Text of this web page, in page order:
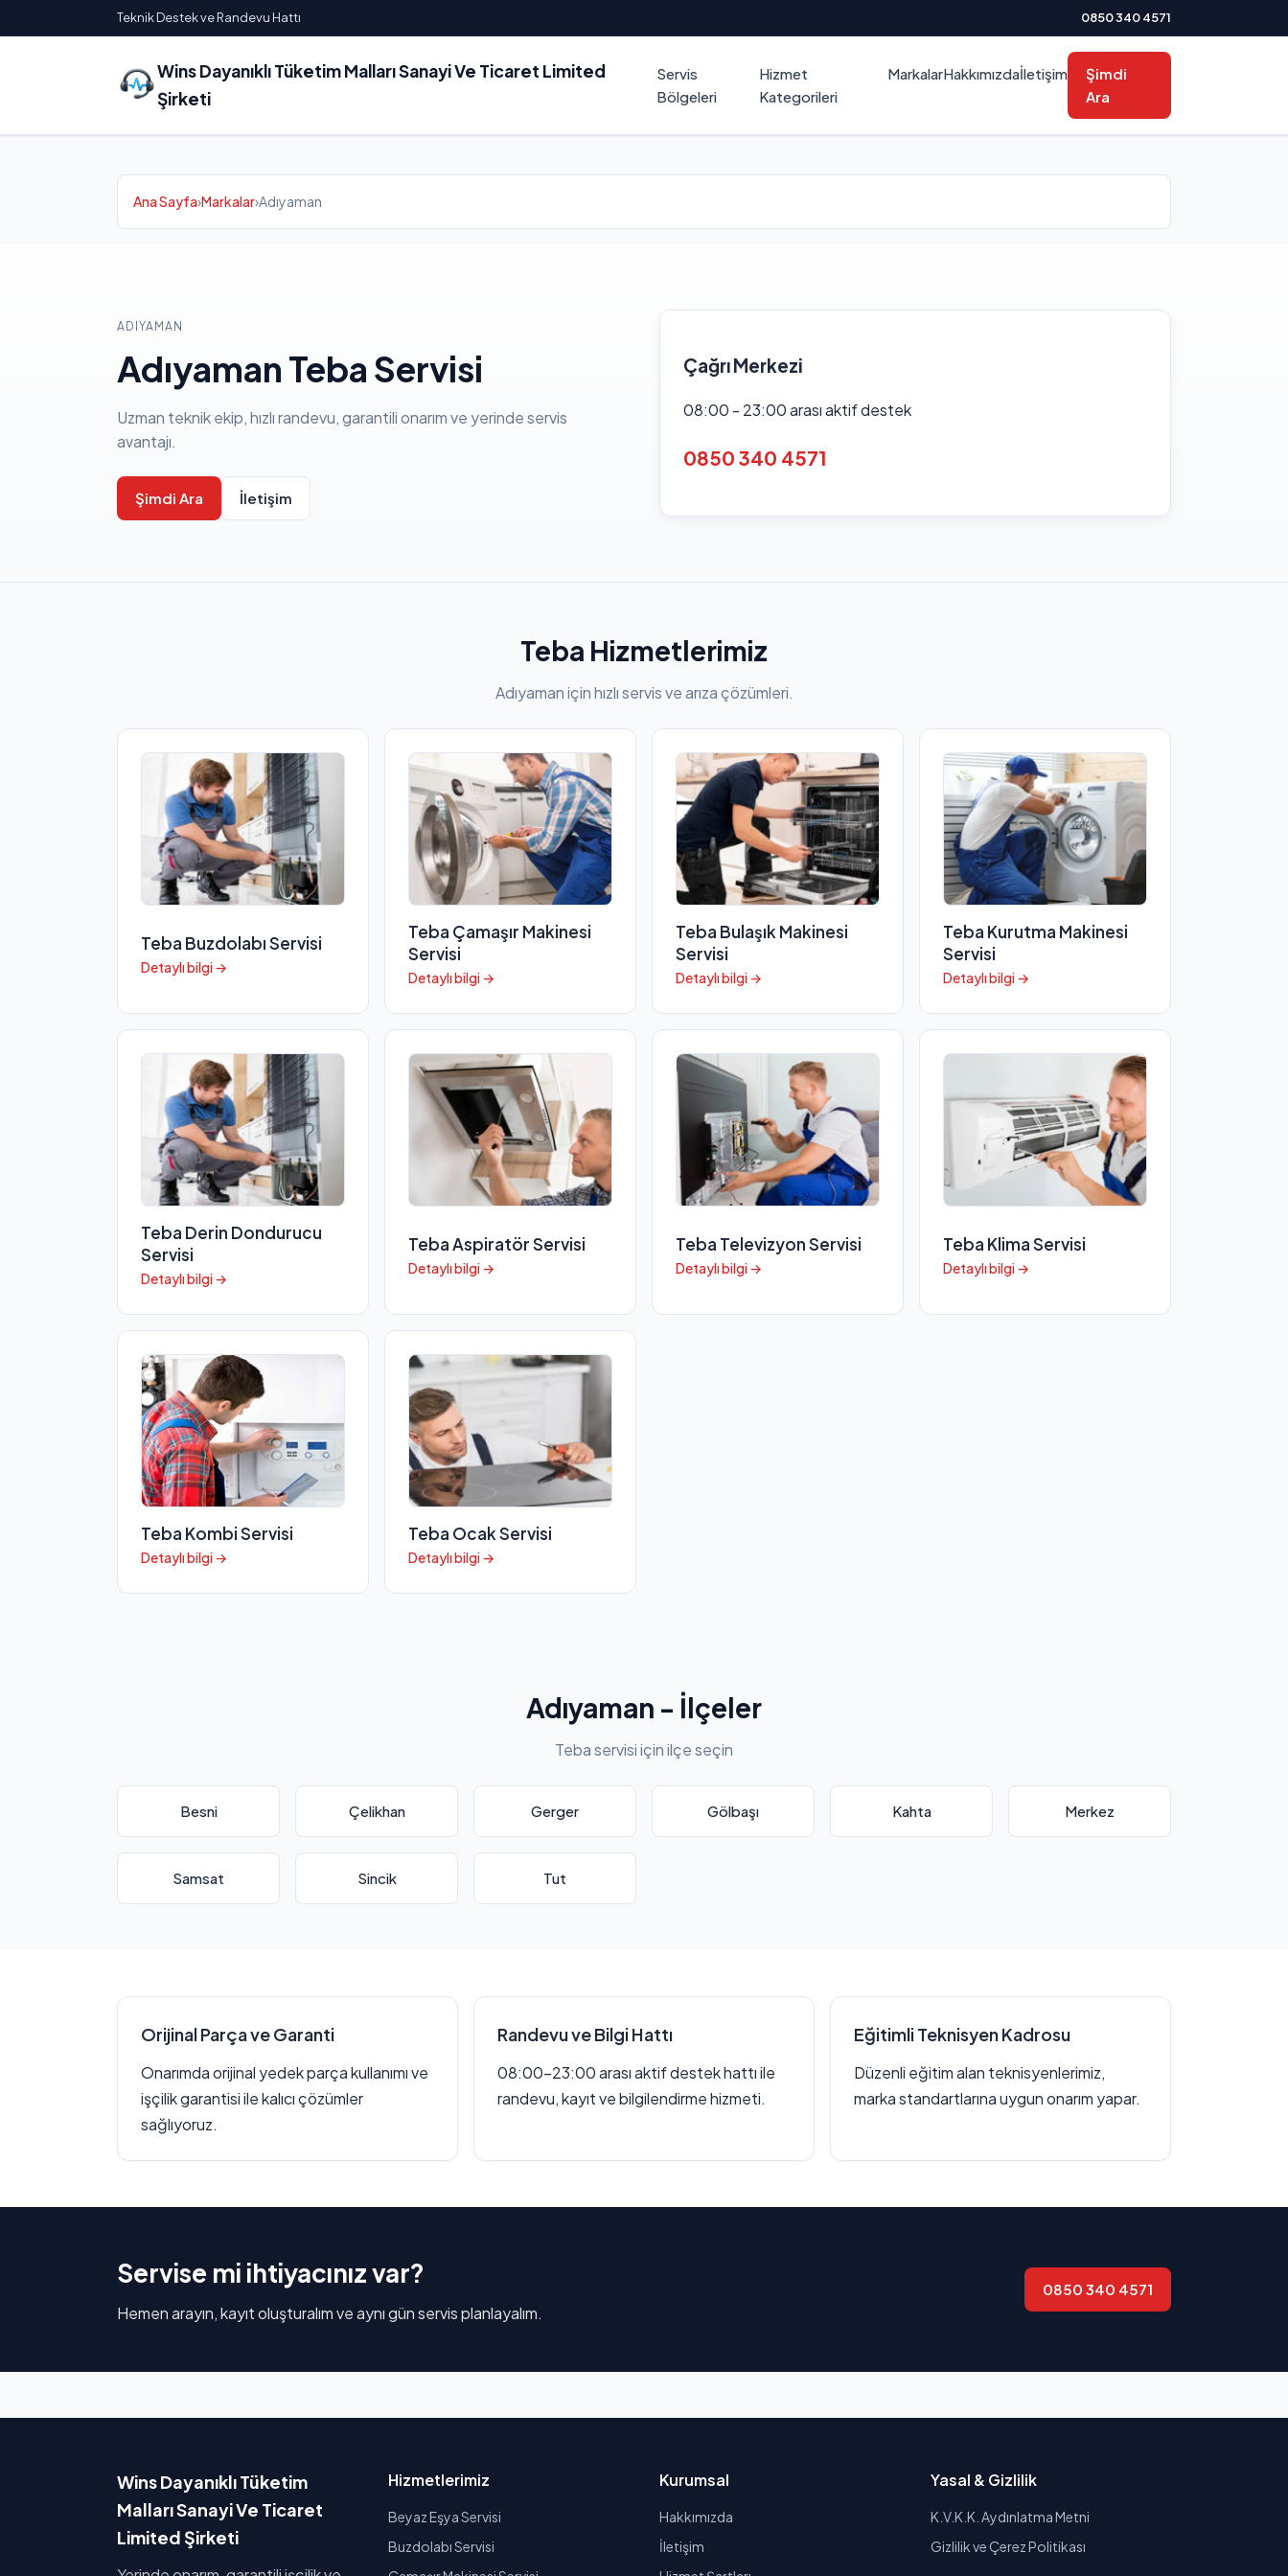
Teknik Destek ve Randevu Hattı 0850 340 4571
Wins Dayanıklı Tüketim Malları Sanayi Ve Ticaret Limited
Şirketi
Servis
Bölgeleri
Hizmet
Kategorileri
MarkalarHakkımızdaİletişim
Şimdi
Ara
Ana Sayfa›Markalar›Adıyaman
ADIYAMAN
Adıyaman Teba Servisi
Uzman teknik ekip, hızlı randevu, garantili onarım ve yerinde servis
avantajı.
Şimdi Ara İletişim
Çağrı Merkezi
08:00 - 23:00 arası aktif destek
0850 340 4571
Teba Hizmetlerimiz
Adıyaman için hızlı servis ve arıza çözümleri.
Teba Buzdolabı Servisi
Detaylı bilgi →
Teba Çamaşır Makinesi
Servisi
Detaylı bilgi →
Teba Bulaşık Makinesi
Servisi
Detaylı bilgi →
Teba Kurutma Makinesi
Servisi
Detaylı bilgi →
Teba Derin Dondurucu
Servisi
Detaylı bilgi →
Teba Aspiratör Servisi
Detaylı bilgi →
Teba Televizyon Servisi
Detaylı bilgi →
Teba Klima Servisi
Detaylı bilgi →
Teba Kombi Servisi
Detaylı bilgi →
Teba Ocak Servisi
Detaylı bilgi →
Adıyaman - İlçeler
Teba servisi için ilçe seçin
Besni Çelikhan Gerger Gölbaşı Kahta Merkez
Samsat Sincik Tut
Orijinal Parça ve Garanti
Onarımda orijinal yedek parça kullanımı ve
işçilik garantisi ile kalıcı çözümler
sağlıyoruz.
Randevu ve Bilgi Hattı
08:00–23:00 arası aktif destek hattı ile
randevu, kayıt ve bilgilendirme hizmeti.
Eğitimli Teknisyen Kadrosu
Düzenli eğitim alan teknisyenlerimiz,
marka standartlarına uygun onarım yapar.
Servise mi ihtiyacınız var?
Hemen arayın, kayıt oluşturalım ve aynı gün servis planlayalım.
0850 340 4571
Wins Dayanıklı Tüketim
Malları Sanayi Ve Ticaret
Limited Şirketi
Hizmetlerimiz
Beyaz Eşya Servisi
Buzdolabı Servisi
Kurumsal
Hakkımızda
İletişim
Yasal & Gizlilik
K.V.K.K. Aydınlatma Metni
Gizlilik ve Çerez Politikası